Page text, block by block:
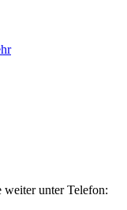
unter Telefon: